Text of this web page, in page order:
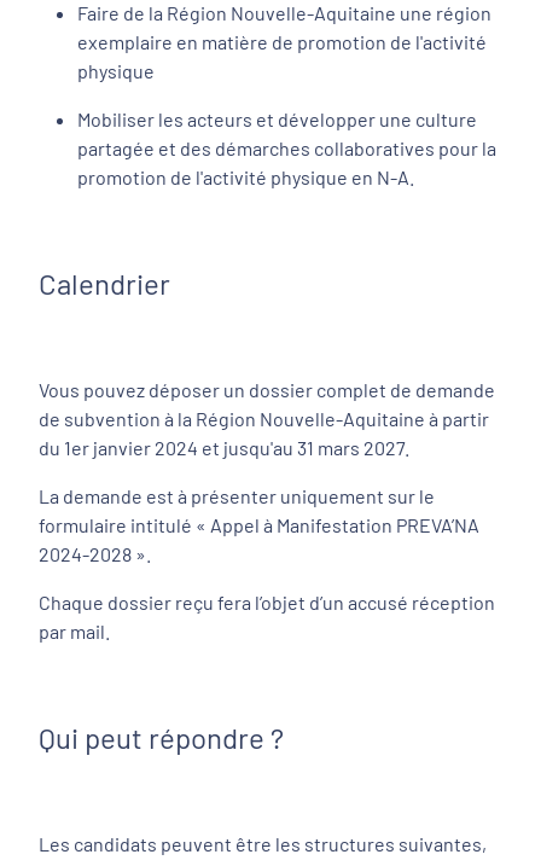
Faire de la Région Nouvelle-Aquitaine une région
exemplaire en matière de promotion de l'activité
physique
Mobiliser les acteurs et développer une culture
partagée et des démarches collaboratives pour la
promotion de l'activité physique en N-A.
Calendrier
Vous pouvez déposer un dossier complet de demande
de subvention à la Région Nouvelle-Aquitaine à partir
du 1er janvier 2024 et jusqu'au 31 mars 2027.
La demande est à présenter uniquement sur le
formulaire intitulé « Appel à Manifestation PREVA’NA
2024-2028 ».
Chaque dossier reçu fera l’objet d’un accusé réception
par mail.
Qui peut répondre ?
Les candidats peuvent être les structures suivantes,